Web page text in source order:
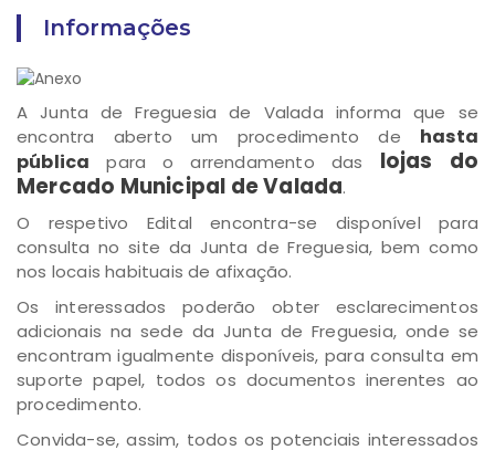
Informações
A Junta de Freguesia de Valada informa que se
encontra aberto um procedimento de hasta
pública para o arrendamento das
lojas do
Mercado Municipal de Valada.
O respetivo Edital encontra-se disponível para
consulta no site da Junta de Freguesia, bem como
nos locais habituais de afixação.
Os interessados poderão obter esclarecimentos
adicionais na sede da Junta de Freguesia, onde se
encontram igualmente disponíveis, para consulta em
suporte papel, todos os documentos inerentes ao
procedimento.
Convida-se, assim, todos os potenciais interessados